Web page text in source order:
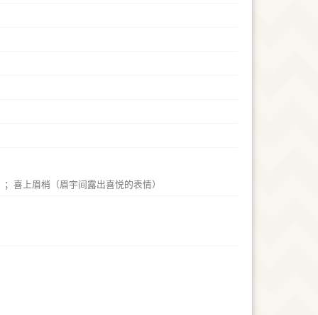
喜上眉梢（眉宇间露出喜悦的表情）